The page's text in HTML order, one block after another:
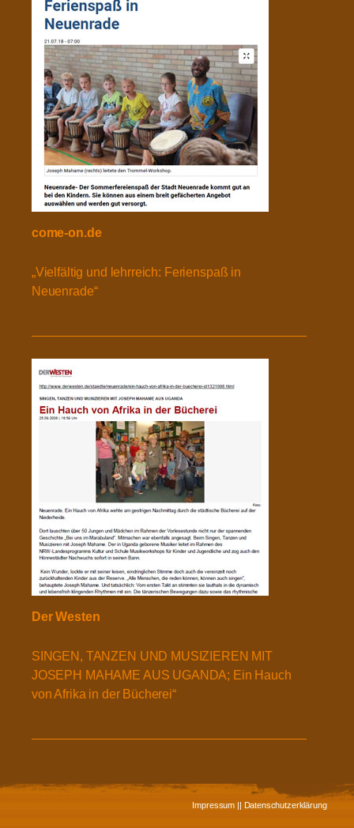
come-on.de
„Vielfältig und lehrreich: Ferienspaß in
Neuenrade“
Der Westen
SINGEN, TANZEN UND MUSIZIEREN MIT
JOSEPH MAHAME AUS UGANDA; Ein Hauch
von Afrika in der Bücherei“
Impressum | | Datenschutzerklärung